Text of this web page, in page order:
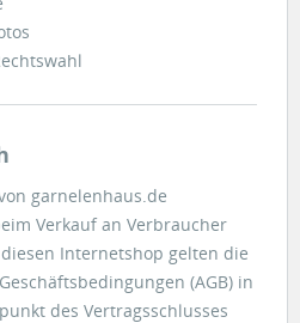
garnelenhaus.de
Verkauf an Verbraucher
Internetshop gelten die
(AGB) in
des Vertragsschlusses